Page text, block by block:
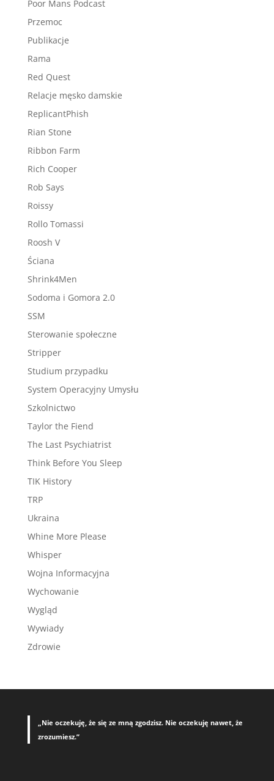
Poor Mans Podcast
Przemoc
Publikacje
Rama
Red Quest
Relacje męsko damskie
ReplicantPhish
Rian Stone
Ribbon Farm
Rich Cooper
Rob Says
Roissy
Rollo Tomassi
Roosh V
Ściana
Shrink4Men
Sodoma i Gomora 2.0
SSM
Sterowanie społeczne
Stripper
Studium przypadku
System Operacyjny Umysłu
Szkolnictwo
Taylor the Fiend
The Last Psychiatrist
Think Before You Sleep
TIK History
TRP
Ukraina
Whine More Please
Whisper
Wojna Informacyjna
Wychowanie
Wygląd
Wywiady
Zdrowie
„Nie oczekuję, że się ze mną zgodzisz. Nie oczekuję nawet, że
zrozumiesz.”